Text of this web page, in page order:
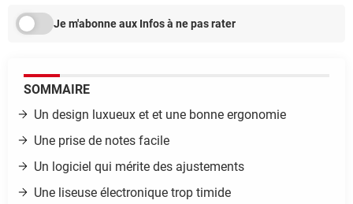
Je m'abonne aux Infos à ne pas rater
SOMMAIRE
Un design luxueux et et une bonne ergonomie
Une prise de notes facile
Un logiciel qui mérite des ajustements
Une liseuse électronique trop timide